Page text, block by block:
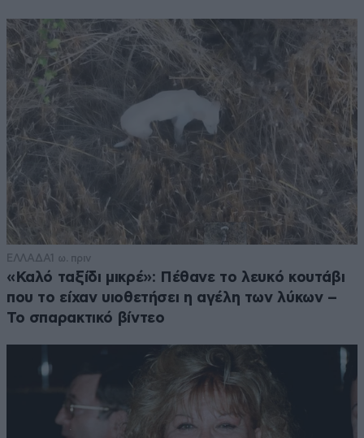
ΕΛΛΑΔΑ1 ω. πριν
«Καλό ταξίδι μικρέ»: Πέθανε το λευκό κουτάβι
που το είχαν υιοθετήσει η αγέλη των λύκων –
Το σπαρακτικό βίντεο